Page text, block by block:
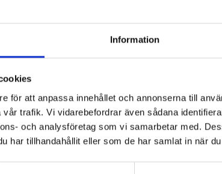
Information
för att anpassa innehållet och annonserna till
trafik. Vi vidarebefordrar även sådana
och analysföretag som vi samarbetar med.
har tillhandahållit eller som de har samlat in när
ett nytt avtal med Hässleholms Vatten AB
Skåne och ser fram emot att serva
kan vi skapa en mer cirkulär ekonomi
VD, Puls AB.